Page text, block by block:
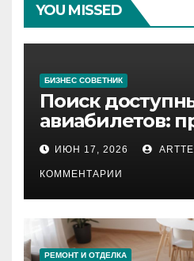
YOU MISSED
БИЗНЕС СОВЕТНИК
Поиск
авиабилетов:
рекомендации
ИЮН 17, 2026
КОММЕНТАРИИ
РЕМОНТ И ОТДЕЛКА